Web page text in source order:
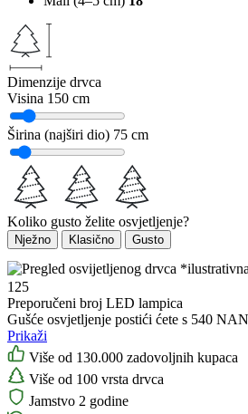
Dimenzije drvca
Visina 150 cm
Širina (najširi dio) 75 cm
Koliko gusto želite osvjetljenje?
Nježno Klasično Gusto
125
Preporučeni broj LED lampica
Gušće osvjetljenje postići ćete s 540
Prikaži
Više od 130.000 zadovoljnih kupaca
Više od 100 vrsta drvca
Jamstvo 2 godine